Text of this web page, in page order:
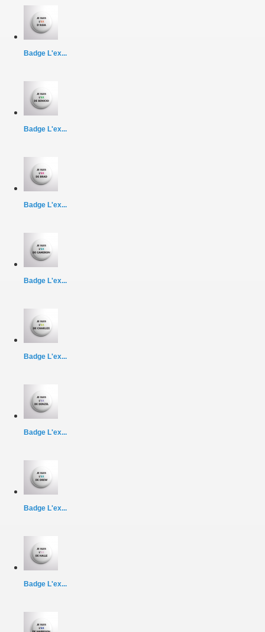
Badge L'ex...
Badge L'ex...
Badge L'ex...
Badge L'ex...
Badge L'ex...
Badge L'ex...
Badge L'ex...
Badge L'ex...